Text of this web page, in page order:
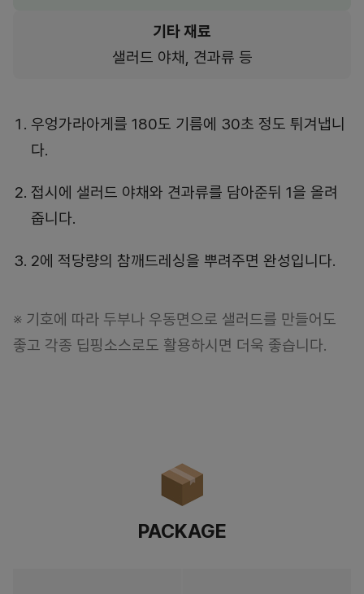
기타 재료
샐러드 야채, 견과류 등
우엉가라아게를 180도 기름에 30초 정도 튀겨냅니
다.
접시에 샐러드 야채와 견과류를 담아준뒤 1을 올려
줍니다.
2에 적당량의 참깨드레싱을 뿌려주면 완성입니다.
※ 기호에 따라 두부나 우동면으로 샐러드를 만들어도
좋고 각종 딥핑소스로도 활용하시면 더욱 좋습니다.
PACKAGE